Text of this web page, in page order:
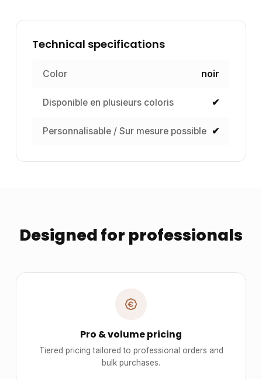
Technical specifications
Color noir
Disponible en plusieurs coloris ✔
Personnalisable / Sur mesure possible ✔
Designed for professionals
Pro & volume pricing
Tiered pricing tailored to professional orders and
bulk purchases.